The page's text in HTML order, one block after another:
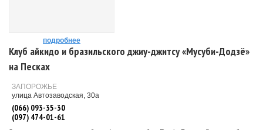
подробнее
Клуб айкидо и бразильского джиу-джитсу «Мусуби-Додзё»
на Песках
ЗАПОРОЖЬЕ
улица Автозаводская, 30а
(066) 093-35-30
(097) 474-01-61